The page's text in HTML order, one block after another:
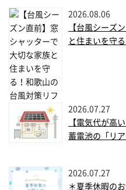
2026.08.06
【台風シーズ
と住まいを守
2026.07.27
【電気代が高
蓄電池の「リア
2026.07.27
＊夏季休暇の